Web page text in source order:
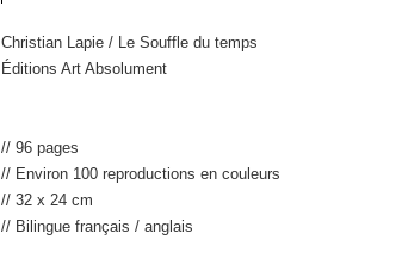
Christian Lapie / Le Souffle du temps
Éditions Art Absolument
// 96 pages
// Environ 100 reproductions en couleurs
// 32 x 24 cm
// Bilingue français / anglais